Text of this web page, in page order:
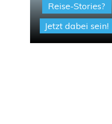
Reise-Stories?
Jetzt dabei sein!